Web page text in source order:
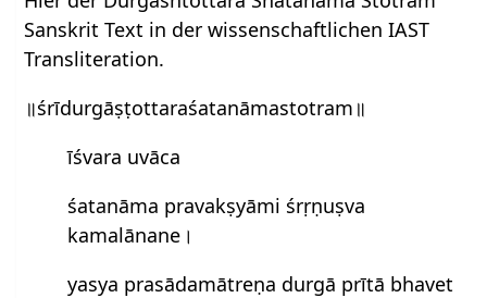
Sanskrit Text in der wissenschaftlichen IAST
Transliteration.
॥śrīdurgāṣṭottaraśatanāmastotram॥
īś‍vara uvāca
śatanāma pravakṣyāmi śrṛṇuṣva​
kamalānane।
yasya prasādamātreṇa durgā prītā bhavet